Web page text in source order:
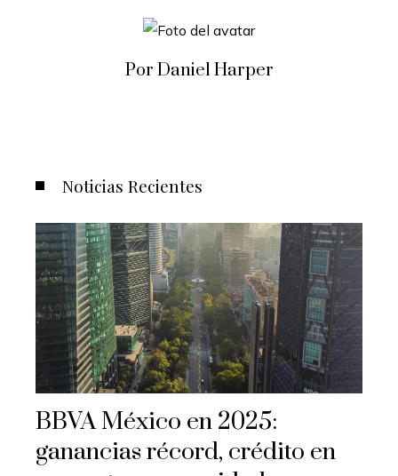
Por Daniel Harper
Noticias Recientes
BBVA México en 2025:
ganancias récord, crédito en